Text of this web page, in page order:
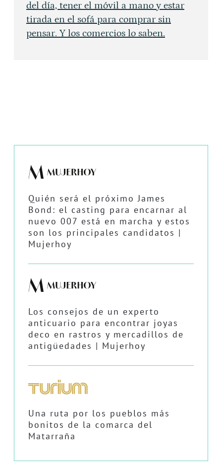
del día, tener el móvil a mano y estar
tirada en el sofá para comprar sin
pensar. Y los comercios lo saben.
Quién será el próximo James
Bond: el casting para encarnar al
nuevo 007 está en marcha y estos
son los principales candidatos |
Mujerhoy
Los consejos de un experto
anticuario para encontrar joyas
deco en rastros y mercadillos de
antigüedades | Mujerhoy
Una ruta por los pueblos más
bonitos de la comarca del
Matarraña